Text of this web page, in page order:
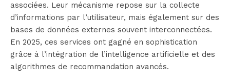
associées. Leur mécanisme repose sur la collecte
d’informations par l’utilisateur, mais également sur des
bases de données externes souvent interconnectées.
En 2025, ces services ont gagné en sophistication
grâce à l’intégration de l’intelligence artificielle et des
algorithmes de recommandation avancés.